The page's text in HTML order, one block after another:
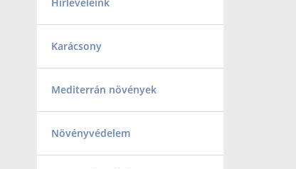
Karácsony
Mediterrán növények
Növényvédelem